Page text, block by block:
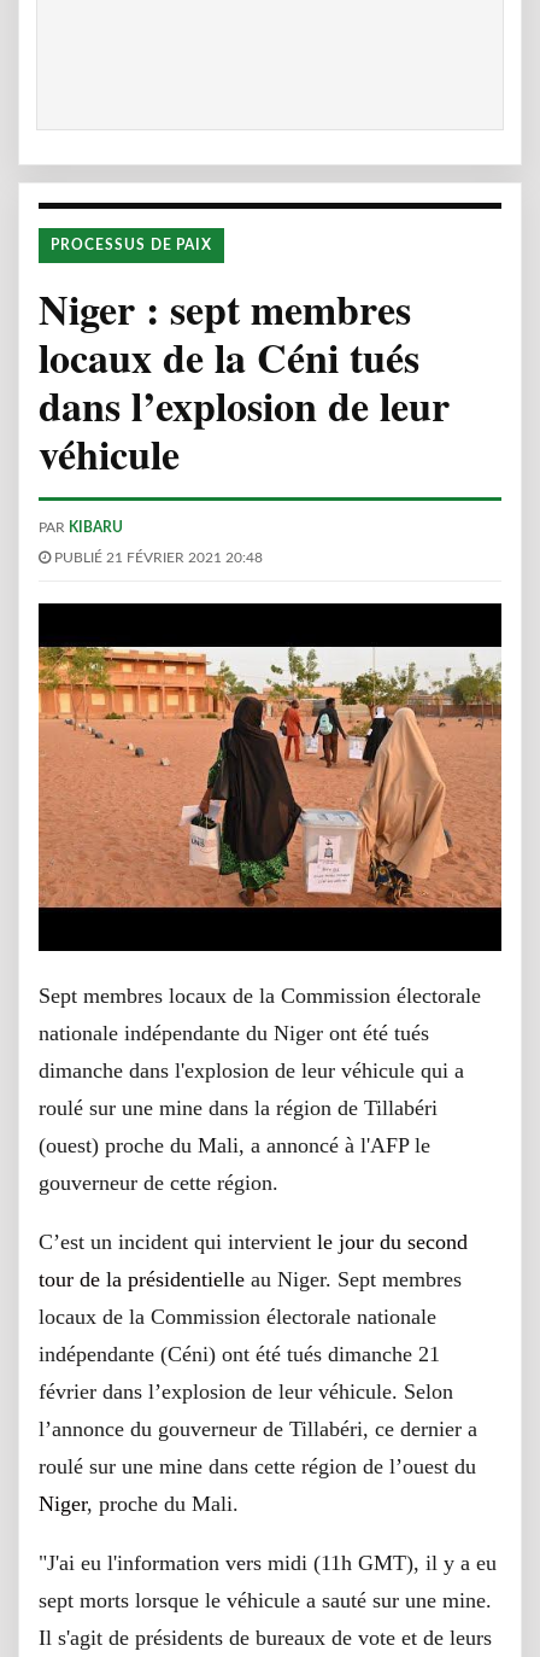
PROCESSUS DE PAIX
Niger : sept membres
locaux de la Céni tués
dans l’explosion de leur
véhicule
PAR KIBARU
PUBLIÉ 21 FÉVRIER 2021 20:48
Sept membres locaux de la Commission électorale
nationale indépendante du Niger ont été tués
dimanche dans l'explosion de leur véhicule qui a
roulé sur une mine dans la région de Tillabéri
(ouest) proche du Mali, a annoncé à l'AFP le
gouverneur de cette région.
C’est un incident qui intervient le jour du second
tour de la présidentielle au Niger. Sept membres
locaux de la Commission électorale nationale
indépendante (Céni) ont été tués dimanche 21
février dans l’explosion de leur véhicule. Selon
l’annonce du gouverneur de Tillabéri, ce dernier a
roulé sur une mine dans cette région de l’ouest du
Niger, proche du Mali.
"J'ai eu l'information vers midi (11h GMT), il y a eu
sept morts lorsque le véhicule a sauté sur une mine.
Il s'agit de présidents de bureaux de vote et de leurs